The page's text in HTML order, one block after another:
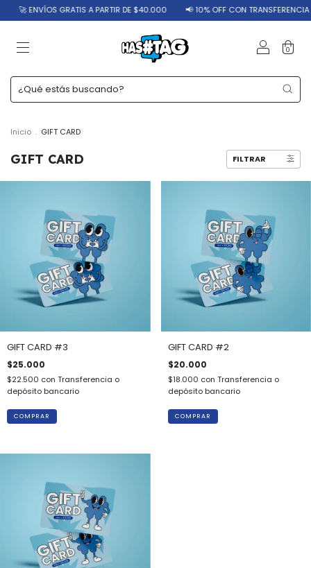
🚀 ENVÍOS GRATIS A PARTIR DE $40.000 📢 10% OFF CON TRANSFERENCIA
0
Inicio . GIFT CARD
GIFT CARD FILTRAR
GIFT CARD #3
$25.000
$22.500 con Transferencia o
depósito bancario
GIFT CARD #2
$20.000
$18.000 con Transferencia o
depósito bancario